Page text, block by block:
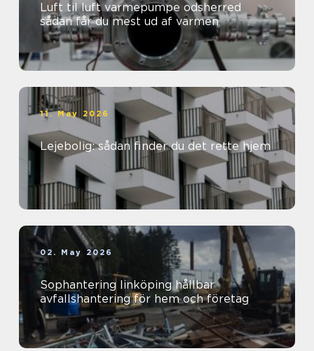
Luft til luft varmepumpe odsherred
sådan får du mest ud af varmen
11. May 2026
Lejebolig: sådan finder du det rette hjem
02. May 2026
Sophantering linköping hållbar
avfallshantering för hem och företag